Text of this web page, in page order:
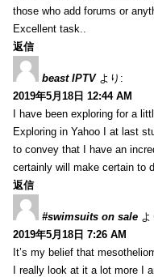
those who add forums or
Excellent task..
返信
beast IPTV より:
2019年5月18日 12:44 AM
I have been exploring for a
Exploring in Yahoo I at last
to convey that I have an
certainly will make certain to
返信
#swimsuits on sale
2019年5月18日 7:26 AM
It’s my belief that
I really look at it a lot more I